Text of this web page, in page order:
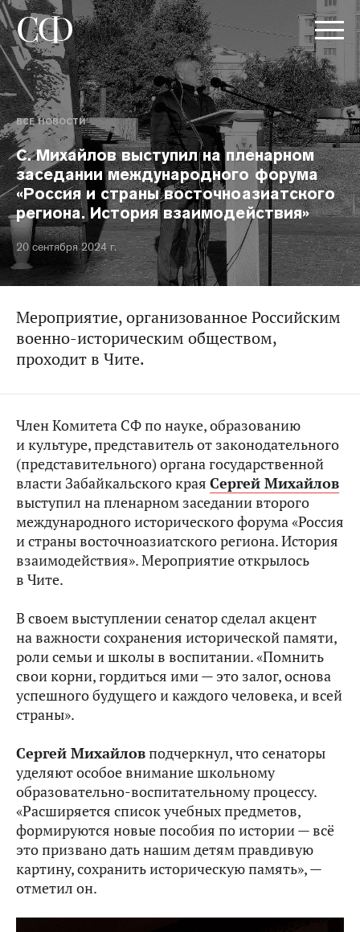
ВСЕ НОВОСТИ
С. Михайлов выступил на пленарном
заседании международного форума
«Россия и страны восточноазиатского
региона. История взаимодействия»
20 сентября 2024 г.
Мероприятие, организованное Российским
военно-историческим обществом,
проходит в Чите.
Член Комитета СФ по науке, образованию
и культуре, представитель от законодательного
(представительного) органа государственной
власти Забайкальского края Сергей Михайлов
выступил на пленарном заседании второго
международного исторического форума «Россия
и страны восточноазиатского региона. История
взаимодействия». Мероприятие открылось
в Чите.
В своем выступлении сенатор сделал акцент
на важности сохранения исторической памяти,
роли семьи и школы в воспитании. «Помнить
свои корни, гордиться ими — это залог, основа
успешного будущего и каждого человека, и всей
страны».
Сергей Михайловподчеркнул, что сенаторы
уделяют особое внимание школьному
образовательно-воспитательному процессу.
«Расширяется список учебных предметов,
формируются новые пособия по истории — всё
это призвано дать нашим детям правдивую
картину, сохранить историческую память», —
отметил он.